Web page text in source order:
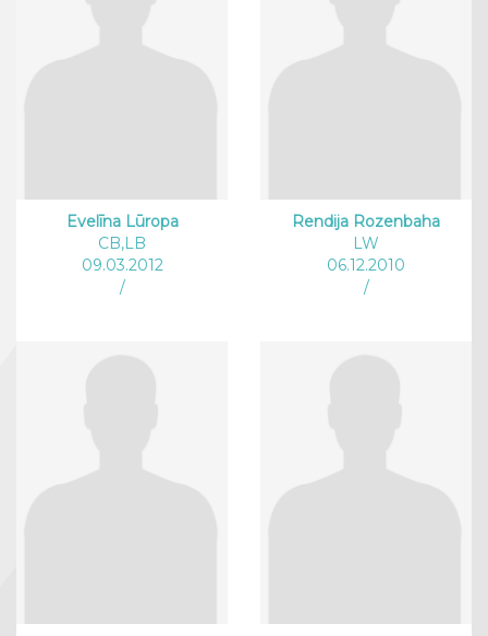
Evelīna Lūropa
CB,LB
09.03.2012
/
Rendija Rozenbaha
LW
06.12.2010
/